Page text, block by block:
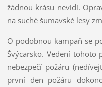
žádnou krásu nevidí.
na suché šumavské lesy
O podobnou kampaň se
Švýcarsko. Vedení tohoto
nebezpečí požáru
první den požáru